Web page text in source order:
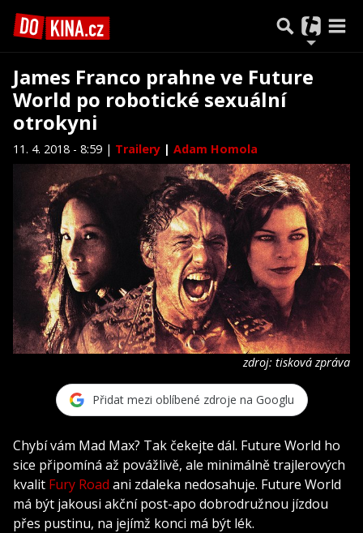
James Franco prahne ve Future
World po robotické sexuální
otrokyni
11. 4. 2018 - 8:59 | Trailery | Adam Homola
zdroj: tisková zpráva
Přidat mezi oblíbené zdroje na Googlu
Chybí vám Mad Max? Tak čekejte dál. Future World ho
sice připomíná až povážlivě, ale minimálně trajlerových
kvalit Fury Road ani zdaleka nedosahuje. Future World
má být jakousi akční post-apo dobrodružnou jízdou
přes pustinu, na jejímž konci má být lék.